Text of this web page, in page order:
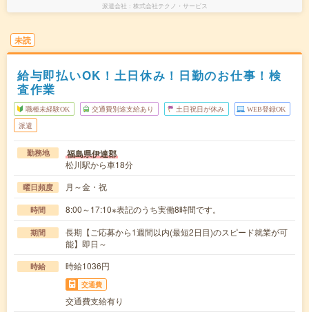
派遣会社 株式会社テクノ・サービス
未読
給与即払いOK！土日休み！日勤のお仕事！検
査作業
職種未経験OK 交通費別途支給あり 土日祝日が休み WEB登録OK
派遣
勤務地 福島県伊達郡
松川駅から車18分
曜日頻度 月～金・祝
時間 8:00～17:10※表記のうち実働8時間です。
期間
長期【ご応募から1週間以内(最短2日目)のスピード就業が可
能】即日～
時給 時給1036円
交通費
交通費支給有り